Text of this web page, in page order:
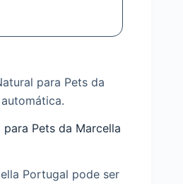
para Pets da
Pets da Marcella
Portugal pode ser